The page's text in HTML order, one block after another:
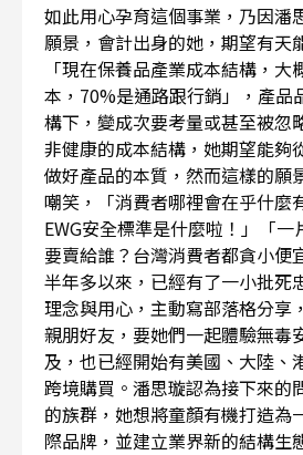
如此用心孕育這個事業，乃因潘
願景，會計出身的她，期望有天
「現在保養品產業成本結構，
本，70%是通路跟行銷」，產品
構下，變成次要考量或甚至被忽
非健康的成本結構，她期望能夠
做好產品的本質，然而這樣的願
嘲笑，「消費者哪裡會在乎什麼
EWG安全標準是什麼啦！」「
要賣給誰？台灣消費者都貪小便
半年多以來，已經有了一小批死
理念與用心，主動寫部落格分享
親朋好友，要她們一起體驗無毒
及，也已經開始有美國、大陸、
跨境購買。潘思璇認為接下來的
的族群，她想將童顏有機打造為
際品牌，並建立業界新的結構生